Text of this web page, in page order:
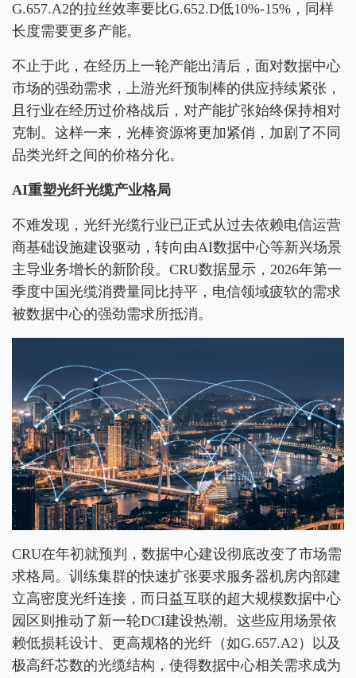
G.657.A2的拉丝效率要比G.652.D低10%-15%，同样
长度需要更多产能。
不止于此，在经历上一轮产能出清后，面对数据中心
市场的强劲需求，上游光纤预制棒的供应持续紧张，
且行业在经历过价格战后，对产能扩张始终保持相对
克制。这样一来，光棒资源将更加紧俏，加剧了不同
品类光纤之间的价格分化。
AI重塑光纤光缆产业格局
不难发现，光纤光缆行业已正式从过去依赖电信运营
商基础设施建设驱动，转向由AI数据中心等新兴场景
主导业务增长的新阶段。CRU数据显示，2026年第一
季度中国光缆消费量同比持平，电信领域疲软的需求
被数据中心的强劲需求所抵消。
CRU在年初就预判，数据中心建设彻底改变了市场需
求格局。训练集群的快速扩张要求服务器机房内部建
立高密度光纤连接，而日益互联的超大规模数据中心
园区则推动了新一轮DCI建设热潮。这些应用场景依
赖低损耗设计、更高规格的光纤（如G.657.A2）以及
极高纤芯数的光缆结构，使得数据中心相关需求成为